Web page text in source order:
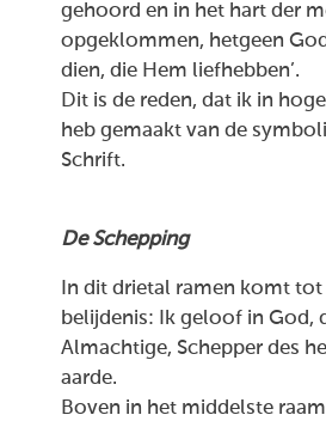
gehoord en in het hart der
opgeklommen, hetgeen
dien, die Hem liefhebben’.
Dit is de reden, dat ik in
heb gemaakt van de
Schrift.
De Schepping
In dit drietal ramen komt
belijdenis: Ik geloof in God,
Almachtige, Schepper des
aarde.
Boven in het middelste